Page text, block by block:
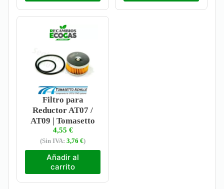
Filtro para
Reductor AT07 /
AT09 | Tomasetto
4,55 €
(Sin IVA: 3,76 €)
Añadir al
carrito